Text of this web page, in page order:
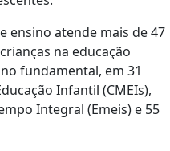
ensino atende mais de 47
na educação
fundamental, em 31
Infantil (CMEIs),
Integral (Emeis) e 55